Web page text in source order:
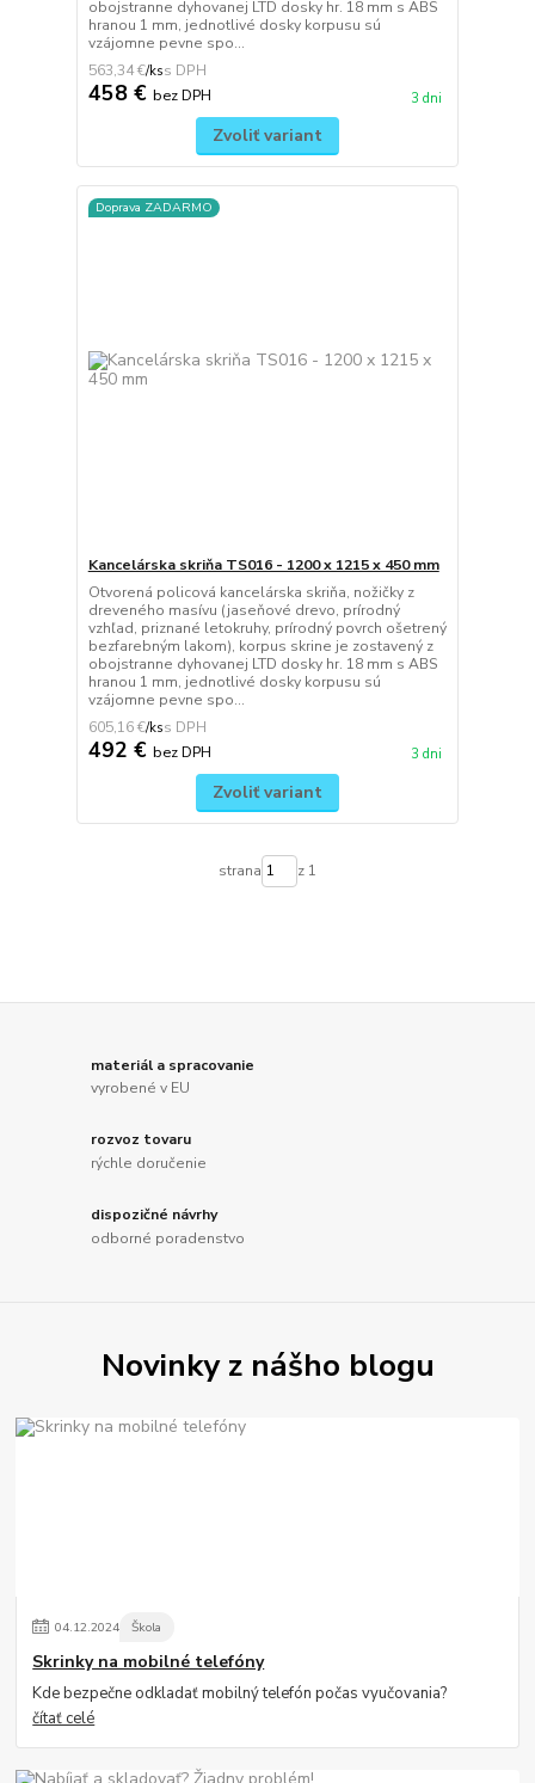
obojstranne dyhovanej LTD dosky hr. 18 mm s ABS
hranou 1 mm, jednotlivé dosky korpusu sú
vzájomne pevne spo...
563,34 €/ks
458 € bez DPH 3 dni
Zvoliť variant
Doprava ZADARMO
Kancelárska skriňa TS016 - 1200 x 1215 x 450 mm
Otvorená policová kancelárska skriňa, nožičky z
dreveného masívu (jaseňové drevo, prírodný
vzhľad, priznané letokruhy, prírodný povrch ošetrený
bezfarebným lakom), korpus skrine je zostavený z
obojstranne dyhovanej LTD dosky hr. 18 mm s ABS
hranou 1 mm, jednotlivé dosky korpusu sú
vzájomne pevne spo...
605,16 €/ks
492 € bez DPH 3 dni
Zvoliť variant
strana z 1
materiál a spracovanie
vyrobené v EU
rozvoz tovaru
rýchle doručenie
dispozičné návrhy
odborné poradenstvo
Novinky z nášho blogu
04.12.2024 Škola
Skrinky na mobilné telefóny
Kde bezpečne odkladať mobilný telefón počas vyučovania?
čítať celé